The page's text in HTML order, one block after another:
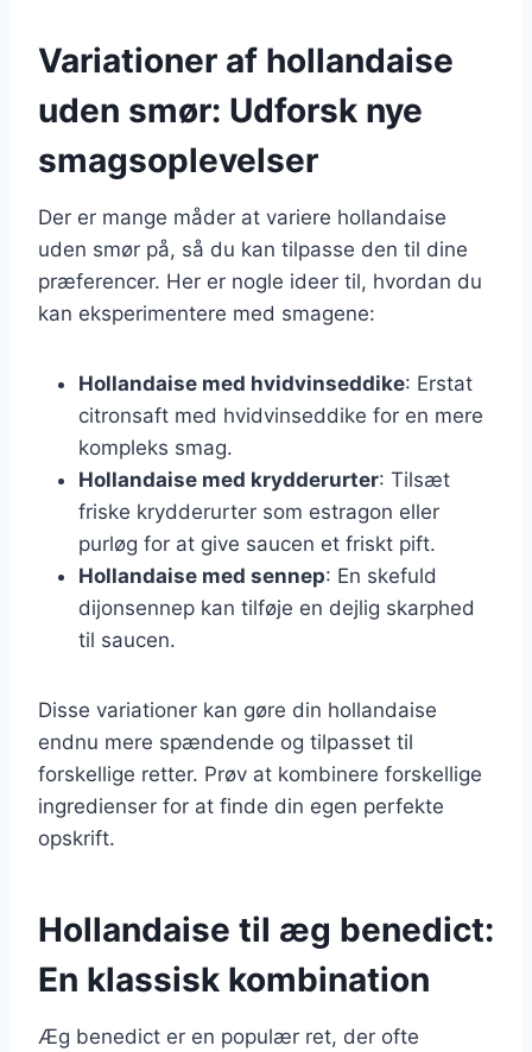
Variationer af hollandaise
uden smør: Udforsk nye
smagsoplevelser
Der er mange måder at variere hollandaise
uden smør på, så du kan tilpasse den til dine
præferencer. Her er nogle ideer til, hvordan du
kan eksperimentere med smagene:
Hollandaise med hvidvinseddike: Erstat
citronsaft med hvidvinseddike for en mere
kompleks smag.
Hollandaise med krydderurter: Tilsæt
friske krydderurter som estragon eller
purløg for at give saucen et friskt pift.
Hollandaise med sennep: En skefuld
dijonsennep kan tilføje en dejlig skarphed
til saucen.
Disse variationer kan gøre din hollandaise
endnu mere spændende og tilpasset til
forskellige retter. Prøv at kombinere forskellige
ingredienser for at finde din egen perfekte
opskrift.
Hollandaise til æg benedict:
En klassisk kombination
Æg benedict er en populær ret, der ofte